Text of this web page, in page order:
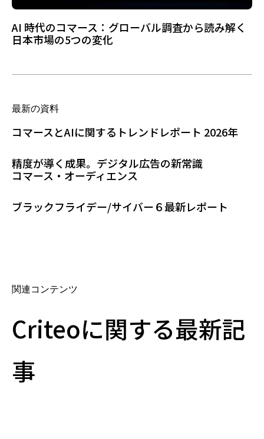
AI 時代のコマース：グローバル調査から読み解く
日本市場の5つの変化
最新の資料
コマースとAIに関するトレンドレポート 2026年
精度が導く成果。デジタル広告の新常識
コマース・オーディエンス
ブラックフライデー/サイバー６最新レポート
関連コンテンツ
Criteoに関する最新記
事